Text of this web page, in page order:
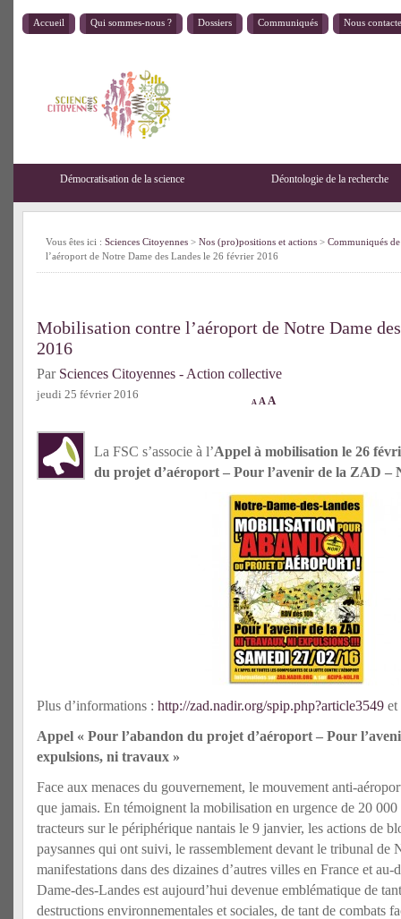
Accueil Qui sommes-nous ? Dossiers Communiqués Nous
Démocratisation de la science Déontologie de la recherche
Vous êtes ici : Sciences Citoyennes > Nos (pro)positions et actions > Communiqués de
l’aéroport de Notre Dame des Landes le 26 février 2016
Mobilisation contre l’aéroport de Notre Dame
2016
Par Sciences Citoyennes - Action collective
jeudi 25 février 2016
A A A
La FSC s’associe à l’Appel à mobilisation le 26
du projet d’aéroport – Pour l’avenir de la ZAD –
Plus d’informations : http://zad.nadir.org/spip.php?article3549 et
Appel « Pour l’abandon du projet d’aéroport – Pour
expulsions, ni travaux »
Face aux menaces du gouvernement, le mouvement anti-
que jamais. En témoignent la mobilisation en urgence de 20 000
tracteurs sur le périphérique nantais le 9 janvier, les actions de
paysannes qui ont suivi, le rassemblement devant le tribunal de
manifestations dans des dizaines d’autres villes en France et
Dame-des-Landes est aujourd’hui devenue emblématique de
destructions environnementales et sociales, de tant de combats